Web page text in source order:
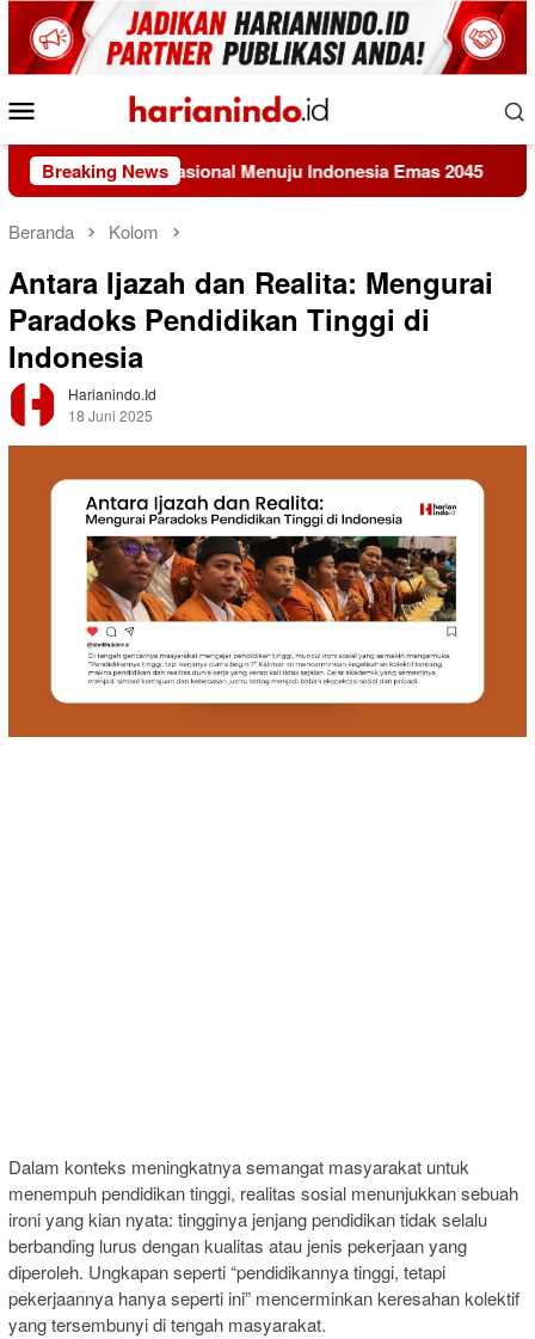
Loncat
ke
konten
Mobile
Breaking News
Nasional Menuju Indonesia Emas 2045
Beranda Kolom
Antara Ijazah dan Realita: Mengurai
Paradoks Pendidikan Tinggi di
Indonesia
Harianindo.id
18 Juni 2025
Dalam konteks meningkatnya semangat masyarakat untuk
menempuh pendidikan tinggi, realitas sosial menunjukkan sebuah
ironi yang kian nyata: tingginya jenjang pendidikan tidak selalu
berbanding lurus dengan kualitas atau jenis pekerjaan yang
diperoleh. Ungkapan seperti “pendidikannya tinggi, tetapi
pekerjaannya hanya seperti ini” mencerminkan keresahan kolektif
yang tersembunyi di tengah masyarakat.